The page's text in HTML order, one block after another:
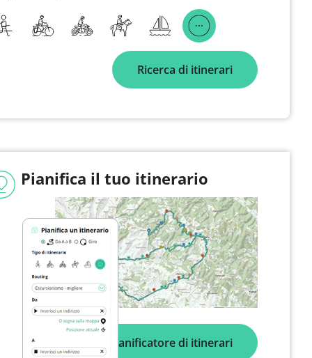
Ricerca di itinerari
Pianifica il tuo itinerario
Pianificatore di itinerari